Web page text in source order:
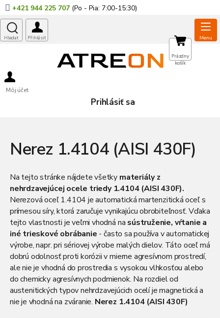
Prejsť
na
obsah
+421 944 225 707
Môj účet
Prihlásiť sa
NÁKUPNÝ
KOŠÍK
Prázdny
košík
Nerez 1.4104 (AISI 430F)
Na tejto stránke nájdete všetky materiály z
nehrdzavejúcej ocele triedy 1.4104 (AISI 430F).
Nerezová oceľ 1.4104 je automatická martenzitická oceľ s
prímesou síry, ktorá zaručuje vynikajúcu obrobiteľnosť. Vďaka
tejto vlastnosti je veľmi vhodná na sústruženie, vŕtanie a
iné trieskové obrábanie - často sa používa v automatickej
výrobe, napr. pri sériovej výrobe malých dielov. Táto oceľ má
dobrú odolnosť proti korózii v mierne agresívnom prostredí,
ale nie je vhodná do prostredia s vysokou vlhkosťou alebo
do chemicky agresívnych podmienok. Na rozdiel od
austenitických typov nehrdzavejúcich ocelí je magnetická a
nie je vhodná na zváranie. Nerez 1.4104 (AISI 430F)